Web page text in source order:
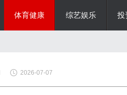
体育健康 综艺娱乐 投
2026-07-07